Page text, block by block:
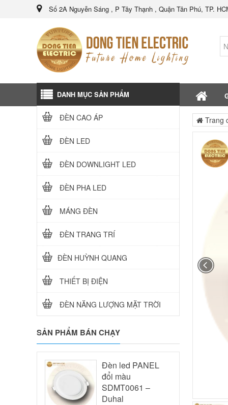
Số 2A Nguyễn Sáng , P Tây Thạnh , Quận Tân Phú, TP.
Trang
DANH MỤC SẢN PHẨM
ĐÈN CAO ÁP
ĐÈN LED
ĐÈN DOWNLIGHT LED
ĐÈN PHA LED
MÁNG ĐÈN
ĐÈN TRANG TRÍ
ĐÈN HUỲNH QUANG
THIẾT BỊ ĐIỆN
ĐÈN NĂNG LƯỢNG MẶT TRỜI
SẢN PHẨM BÁN CHẠY
Đèn led PANEL
đổi màu
SDMT0061 –
Duhal